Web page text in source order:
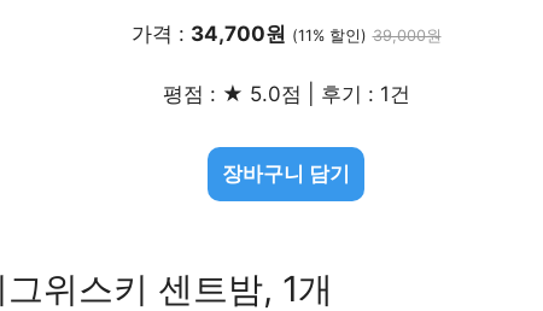
가격 : 34,700원 (11% 할인) 39,000원
평점 : ★ 5.0점 | 후기 : 1건
장바구니 담기
위스키 센트밤, 1개